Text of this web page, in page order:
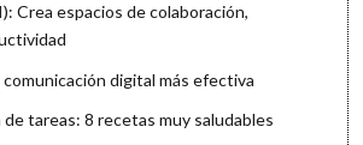
Crea espacios de colaboración,
digital más efectiva
tareas: 8 recetas muy saludables